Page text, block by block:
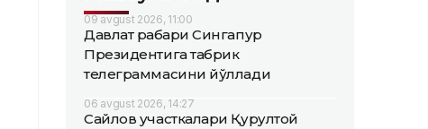
09 avgust 2026, 11:00
Давлат раҳбари Сингапур
Президентига табрик
телеграммасини йўллади
06 avgust 2026, 14:27
Сайлов участкалари Қурултой